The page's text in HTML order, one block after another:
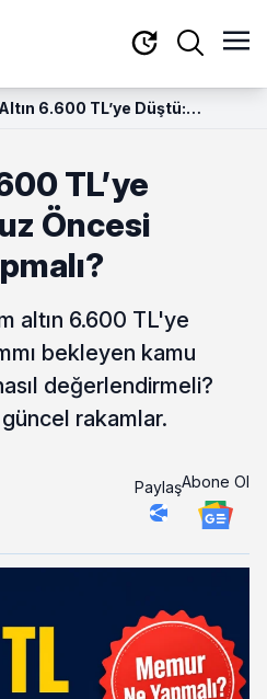
6.600 TL’ye Düştü:
TL’ye
Öncesi
altın 6.600 TL'ye
bekleyen kamu
değerlendirmeli?
rakamlar.
PaylaşAbone Ol